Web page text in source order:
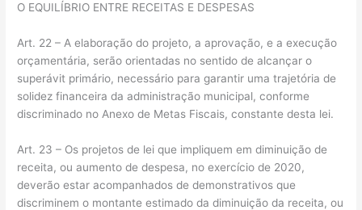
O EQUILÍBRIO ENTRE RECEITAS E DESPESAS
Art. 22 – A elaboração do projeto, a aprovação, e a execução
orçamentária, serão orientadas no sentido de alcançar o
superávit primário, necessário para garantir uma trajetória de
solidez financeira da administração municipal, conforme
discriminado no Anexo de Metas Fiscais, constante desta lei.
Art. 23 – Os projetos de lei que impliquem em diminuição de
receita, ou aumento de despesa, no exercício de 2020,
deverão estar acompanhados de demonstrativos que
discriminem o montante estimado da diminuição da receita, ou